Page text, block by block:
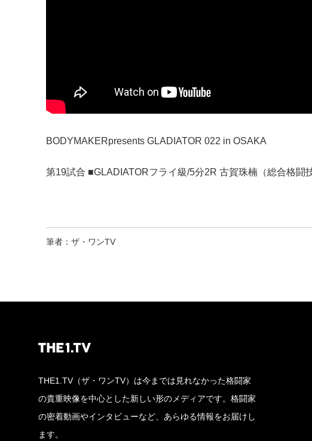
BODYMAKERpresents GLADIATOR 022 in OSAKA
第19試合 ■GLADIATORフライ級/5分2R 古賀珠楠（総合格
筆者：ザ・ワンTV
THE1.TV（ザ・ワンTV）は今までは見れなかった格闘家
の貴重映像を中心とした新しい形のメディアです。格闘家
の密着動画やインタビューなど、あらゆる情報をお届けし
ます。